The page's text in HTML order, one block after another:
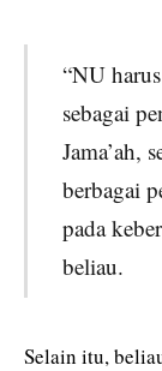
“NU
sebagai
Jama’ah,
berbagai
pada
beliau.
Selain itu,